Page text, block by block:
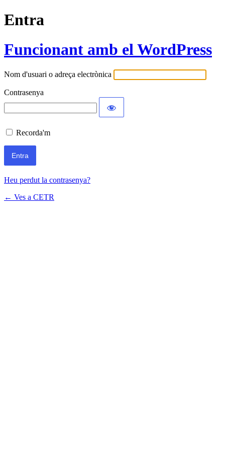
Entra
Funcionant amb el WordPress
Nom d'usuari o adreça electrònica
Contrasenya
Recorda'm
Heu perdut la contrasenya?
← Ves a CETR